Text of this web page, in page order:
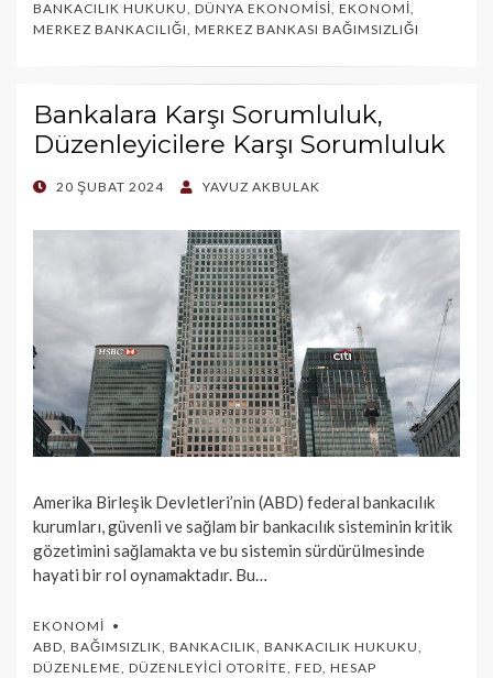
BANKACILIK HUKUKU, DÜNYA EKONOMISI, EKONOMI,
MERKEZ BANKACILIĞI, MERKEZ BANKASI BAĞIMSIZLIĞI
Bankalara Karşı Sorumluluk,
Düzenleyicilere Karşı Sorumluluk
POSTED
20 ŞUBAT 2024 YAVUZ AKBULAK
Amerika Birleşik Devletleri’nin (ABD) federal bankacılık
kurumları, güvenli ve sağlam bir bankacılık sisteminin kritik
gözetimini sağlamakta ve bu sistemin sürdürülmesinde
hayati bir rol oynamaktadır. Bu…
EKONOMI
ABD BAĞIMSIZLIK BANKACILIK BANKACILIK HUKUKU
DÜZENLEME DÜZENLEYICI OTORITE FED HESAP